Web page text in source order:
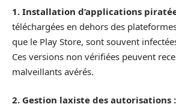
1. Installation d’applications
téléchargées en dehors des
que le Play Store, sont souvent
Ces versions non vérifiées peuvent
malveillants avérés.
2. Gestion laxiste des autorisations :